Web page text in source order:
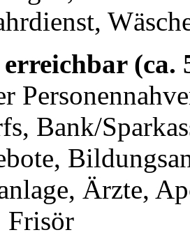
(ca.
Bank/
Ärzte,
Frisör